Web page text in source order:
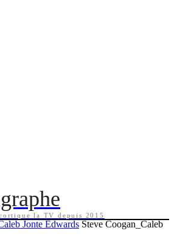
la TV depuis 2015
Jonte Edwards Steve Coogan_Caleb